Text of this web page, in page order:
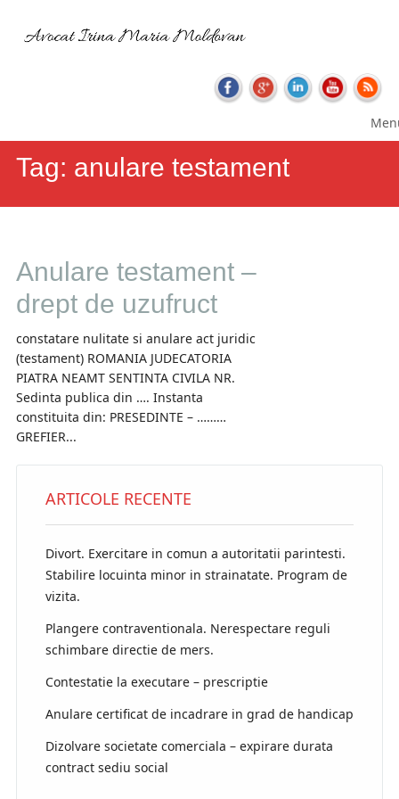
Main
menu
to
Tag: anulare testament
Anulare testament –
drept de uzufruct
constatare nulitate si anulare act juridic
(testament) ROMANIA JUDECATORIA
PIATRA NEAMT SENTINTA CIVILA NR.
Sedinta publica din …. Instanta
constituita din: PRESEDINTE – ………
GREFIER...
ARTICOLE RECENTE
Divort. Exercitare in comun a autoritatii parintesti.
Stabilire locuinta minor in strainatate. Program de
vizita.
Plangere contraventionala. Nerespectare reguli
schimbare directie de mers.
Contestatie la executare – prescriptie
Anulare certificat de incadrare in grad de handicap
Dizolvare societate comerciala – expirare durata
contract sediu social